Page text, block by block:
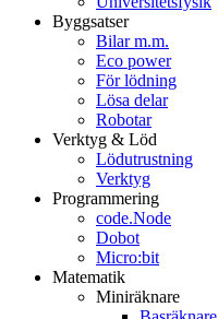
Byggsatser
Bilar m.m.
Eco power
För lödning
Lösa delar
Robotar
Verktyg & Löd
Lödutrustning
Verktyg
Programmering
code.Node
Dobot
Micro:bit
Matematik
Miniräknare